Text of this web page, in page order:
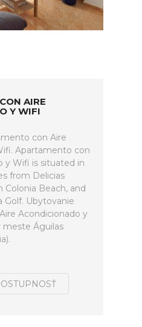
AIRE
Y WIFI
con Aire
Apartamento con
y Wifi is situated in
from Delicias
Colonia Beach, and
Golf. Ubytovanie
Acondicionado y
meste Águilas